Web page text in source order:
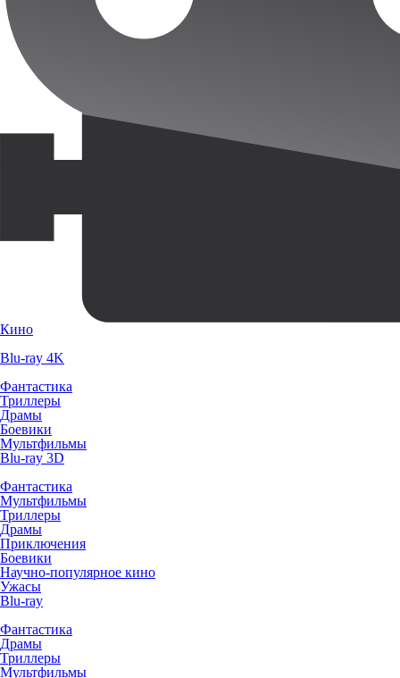
Кино
Blu-ray 4K
Фантастика
Триллеры
Драмы
Боевики
Мультфильмы
Blu-ray 3D
Фантастика
Мультфильмы
Триллеры
Драмы
Приключения
Боевики
Научно-популярное кино
Ужасы
Blu-ray
Фантастика
Драмы
Триллеры
Мультфильмы